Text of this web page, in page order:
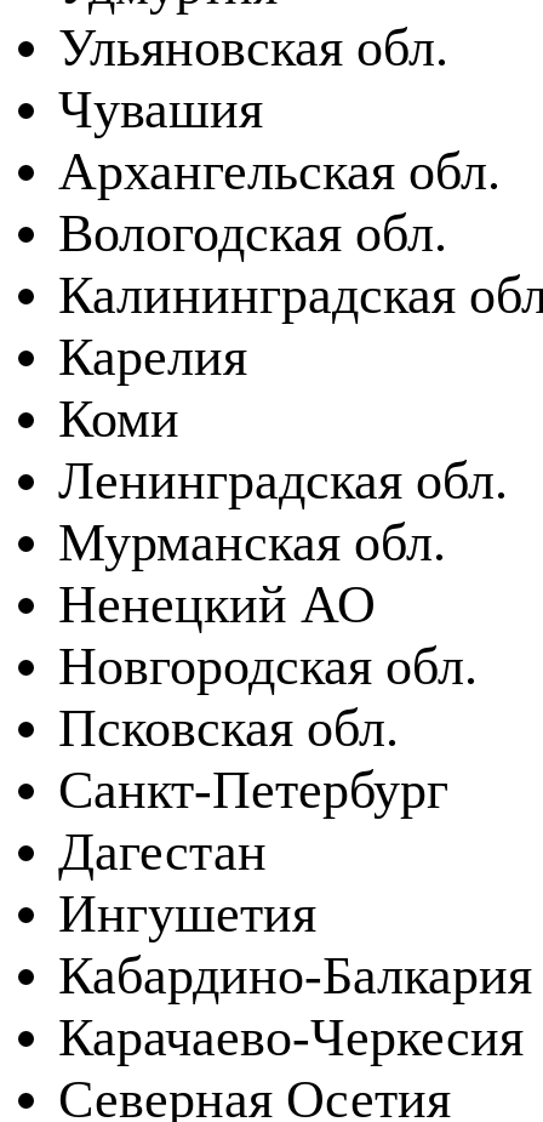
Ульяновская обл.
Чувашия
Архангельская обл.
Вологодская обл.
Калининградская
Карелия
Коми
Ленинградская обл.
Мурманская обл.
Ненецкий АО
Новгородская обл.
Псковская обл.
Санкт-Петербург
Дагестан
Ингушетия
Кабардино-Балкария
Карачаево-Черкесия
Северная Осетия